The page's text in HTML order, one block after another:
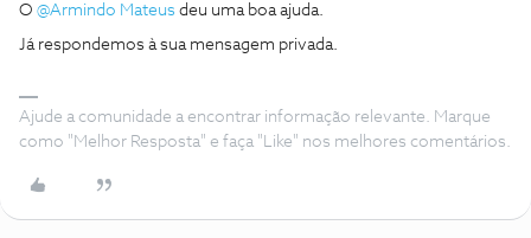
O @Armindo Mateus deu uma boa ajuda.
Já respondemos à sua mensagem privada.
Ajude a comunidade a encontrar informação relevante. Marque
como "Melhor Resposta" e faça "Like" nos melhores comentários.